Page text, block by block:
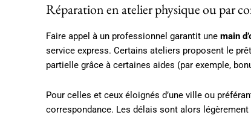
Réparation en atelier physique ou par
Faire appel à un professionnel garantit une main
service express. Certains ateliers proposent le
partielle grâce à certaines aides (par exemple,
Pour celles et ceux éloignés d’une ville ou
correspondance. Les délais sont alors